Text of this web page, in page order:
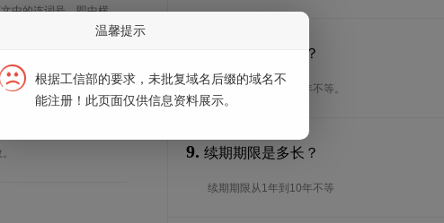
中的连词号，即中横
。注*中文域名实际是
注册期限是多长？
注册期限从1年到10年不等。
9. 续期期限是多长？
续期期限从1年到10年不等
温馨提示
根据工信部的要求，未批复域名后缀的域名不
能注册！此页面仅供信息资料展示。